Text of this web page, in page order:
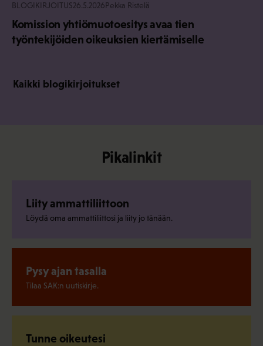
BLOGIKIRJOITUS26.5.2026Pekka Ristelä
Komission yhtiömuotoesitys avaa tien
työntekijöiden oikeuksien kiertämiselle
Kaikki blogikirjoitukset
Pikalinkit
Liity ammattiliittoon
Löydä oma ammattiliittosi ja liity jo tänään.
Pysy ajan tasalla
Tilaa SAK:n uutiskirje.
Tunne oikeutesi